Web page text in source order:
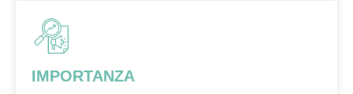
IMPORTANZA